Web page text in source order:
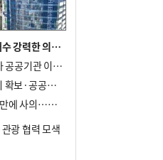
與가 막은 ‘산은 부산행’…전재수 강력한 의지 표명 없인 공염불
전재수·이성권, 첫 상견례 “2차 공공기관 이전 초당 협력”(종합)
전재수·이성권 첫 회동…“국비 확보·공공기관 이전 협력”
김경덕 부산 행정부시장 6개월만에 사의…후임 인선 촉각
광 협력 모색